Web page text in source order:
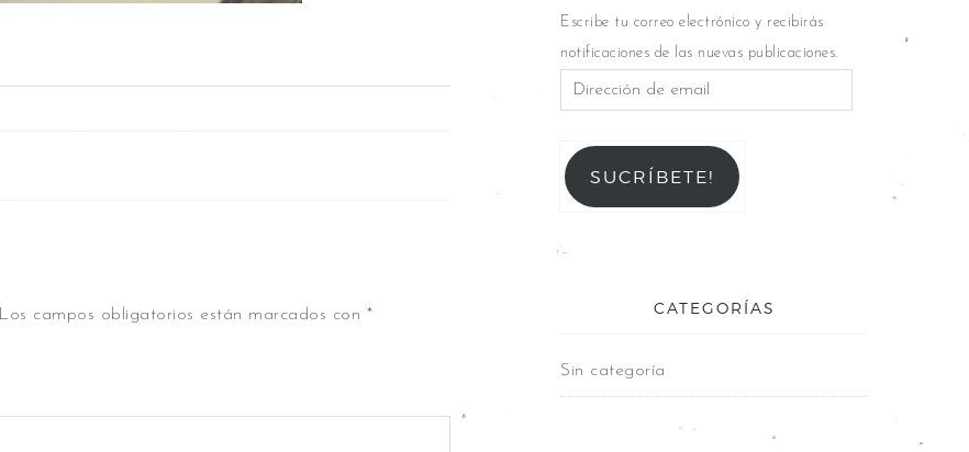
Los campos obligatorios están marcados con *
Escribe tu correo electrónico y recibirás
notificaciones de las nuevas publicaciones.
SUCRÍBETE!
CATEGORÍAS
Sin categoría